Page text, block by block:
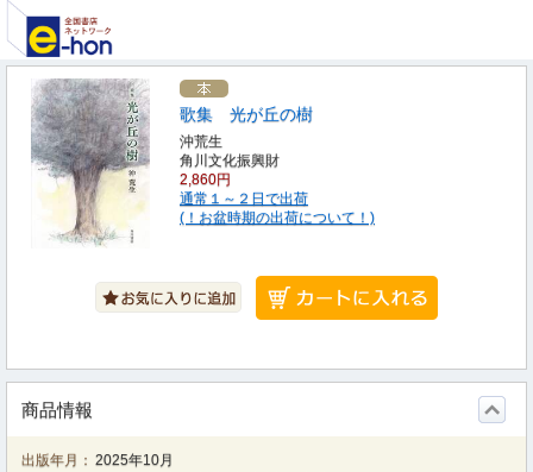
歌集 光が丘の樹
沖荒生
角川文化振興財
2,860円
通常１～２日で出荷
(！お盆時期の出荷について！)
商品情報
出版年月： 2025年10月